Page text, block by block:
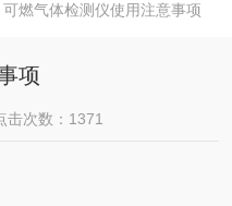
可燃气体检测仪使用注意事项
项
击次数：1371